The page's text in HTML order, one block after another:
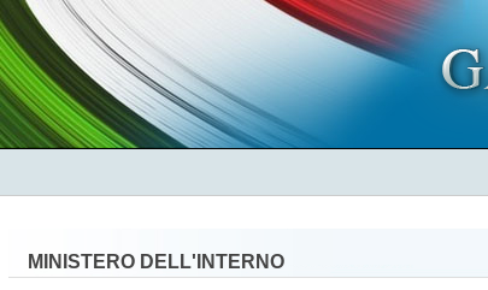
MINISTERO DELL'INTERNO